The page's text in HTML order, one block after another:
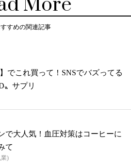
すめの関連記事
】でこれ買って！SNSでバズってる
〟サプリ
で大人気！血圧対策はコーヒーに
て
業)